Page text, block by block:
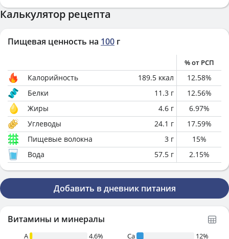
Калькулятор рецепта
Пищевая ценность на 100 г
% от РСП
Калорийность 189.5 ккал 12.58%
Белки
11.3 г 12.56%
Жиры
4.6 г 6.97%
Углеводы
24.1 г 17.59%
Пищевые волокна
3 г 15%
Вода
57.5 г 2.15%
Добавить в дневник питания
Витамины и минералы
A
4.6%
Ca
12%